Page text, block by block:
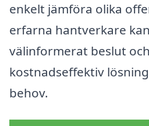
enkelt jämföra olika
erfarna hantverkare
välinformerat beslut
kostnadseffektiv
behov.